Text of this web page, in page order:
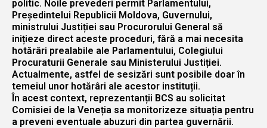
politic. Noile prevederi permit Parlamentului,
Președintelui Republicii Moldova, Guvernului,
ministrului Justiției sau Procurorului General să
inițieze direct aceste proceduri, fără a mai necesita
hotărâri prealabile ale Parlamentului, Colegiului
Procuraturii Generale sau Ministerului Justiției.
Actualmente, astfel de sesizări sunt posibile doar în
temeiul unor hotărâri ale acestor instituții.
În acest context, reprezentanții BCS au solicitat
Comisiei de la Veneția sa monitorizeze situația pentru
a preveni eventuale abuzuri din partea guvernării.